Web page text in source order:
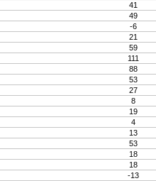
41
49
-6
21
59
111
88
53
27
8
19
4
13
53
18
18
-13